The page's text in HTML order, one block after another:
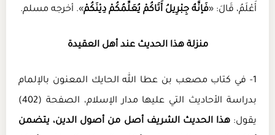
أَعْلَمُ، قَالَ: «فَإنَّهُ جِبْرِيلُ أَتَاكُمْ يُعَلِّمُكُمْ دِيْنَكُمْ». أخرجه مسلم.
منزلة هذا الحديث عند أهل العقيدة
1- في كتاب مصعب بن عطا الله الحايك المعنون بالإلمام
بدراسة الأحاديث التي عليها مدار الإسلام، الصفحة (402)
يقول:هذا الحديث الشريف أصل من أصول الدين، يتضمن